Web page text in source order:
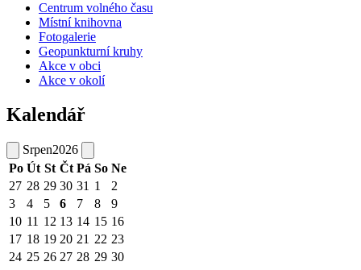
Centrum volného času
Místní knihovna
Fotogalerie
Geopunkturní kruhy
Akce v obci
Akce v okolí
Kalendář
Srpen2026
Po Út St Čt Pá So Ne
27 28 29 30 31 1
2
3
4 5 6 7 8
9
10 11 12 13 14 15 16
17 18 19 20 21 22 23
24 25 26 27 28 29 30